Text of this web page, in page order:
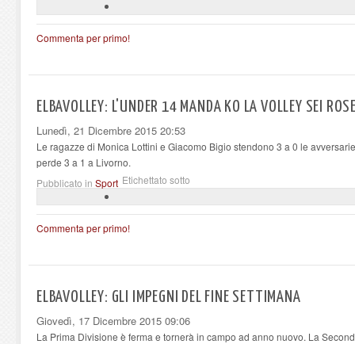
Commenta per primo!
ELBAVOLLEY: L'UNDER 14 MANDA KO LA VOLLEY SEI
Lunedì, 21 Dicembre 2015 20:53
Le ragazze di Monica Lottini e Giacomo Bigio stendono 3 a 0 le
perde 3 a 1 a Livorno.
Pubblicato in Sport Etichettato sotto
Commenta per primo!
ELBAVOLLEY: GLI IMPEGNI DEL FINE SETTIMANA
Giovedì, 17 Dicembre 2015 09:06
La Prima Divisione è ferma e tornerà in campo ad anno nuovo. La